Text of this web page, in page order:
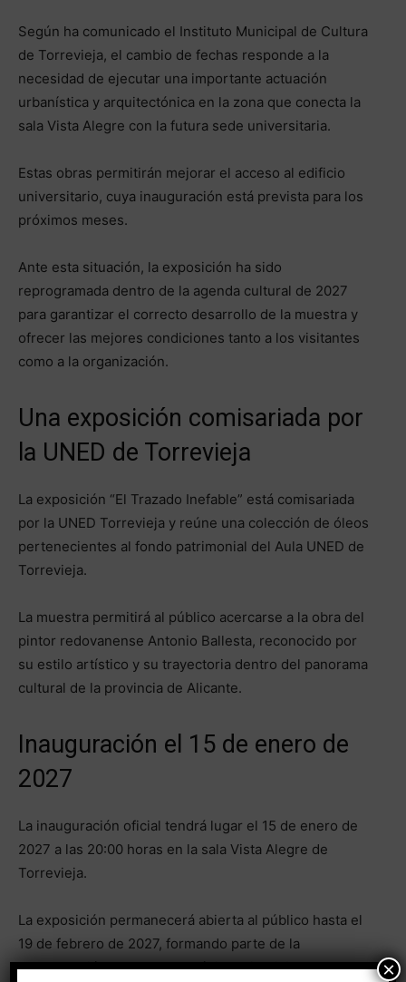
Según ha comunicado el Instituto Municipal de Cultura
de Torrevieja, el cambio de fechas responde a la
necesidad de ejecutar una importante actuación
urbanística y arquitectónica en la zona que conecta la
sala Vista Alegre con la futura sede universitaria.
Estas obras permitirán mejorar el acceso al edificio
universitario, cuya inauguración está prevista para los
próximos meses.
Ante esta situación, la exposición ha sido
reprogramada dentro de la agenda cultural de 2027
para garantizar el correcto desarrollo de la muestra y
ofrecer las mejores condiciones tanto a los visitantes
como a la organización.
Una exposición comisariada por
la UNED de Torrevieja
La exposición “El Trazado Inefable” está comisariada
por la UNED Torrevieja y reúne una colección de óleos
pertenecientes al fondo patrimonial del Aula UNED de
Torrevieja.
La muestra permitirá al público acercarse a la obra del
pintor redovanense Antonio Ballesta, reconocido por
su estilo artístico y su trayectoria dentro del panorama
cultural de la provincia de Alicante.
Inauguración el 15 de enero de
2027
La inauguración oficial tendrá lugar el 15 de enero de
2027 a las 20:00 horas en la sala Vista Alegre de
Torrevieja.
La exposición permanecerá abierta al público hasta el
19 de febrero de 2027, formando parte de la
programación cultural del próximo ejercicio.
×